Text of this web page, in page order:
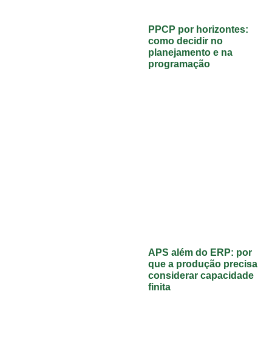
PPCP por horizontes:
como decidir no
planejamento e na
programação
APS além do ERP: por
que a produção precisa
considerar capacidade
finita